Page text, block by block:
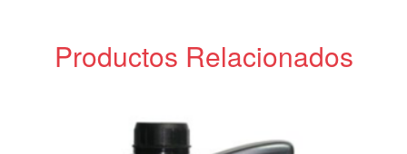
Productos Relacionados